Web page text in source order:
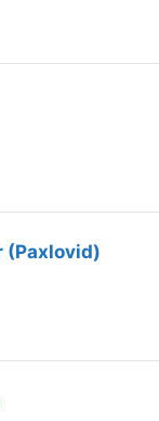
(Paxlovid)